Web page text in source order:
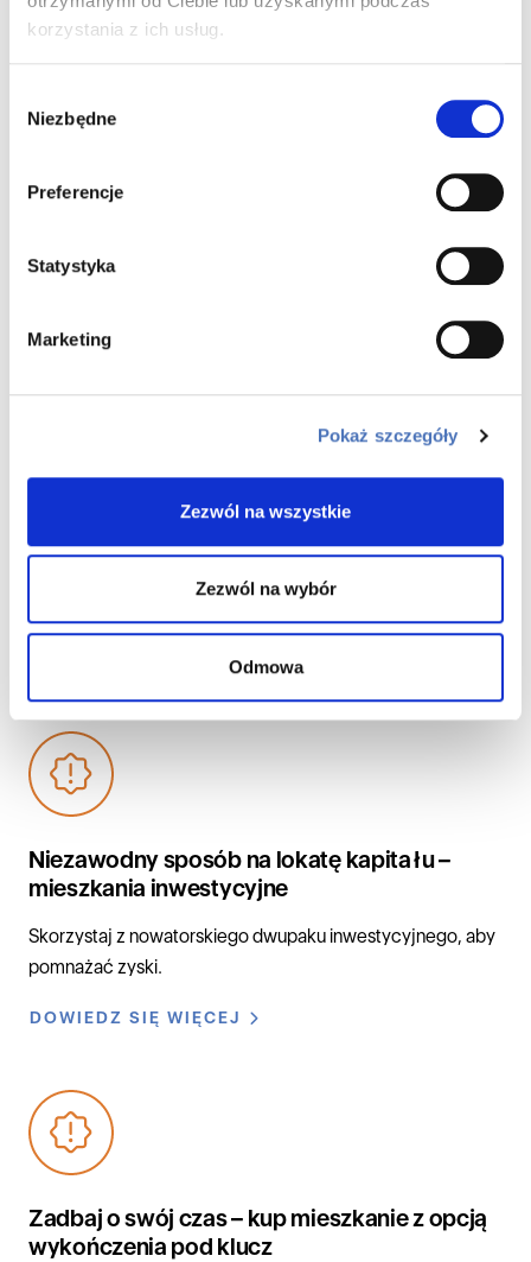
korzystania z ich usług.
zgody
Niezbędne
Preferencje
Statystyka
Marketing
Pokaż szczegóły
Zezwól na wszystkie
Zezwól na wybór
Odmowa
położenia zabezpieczenia kredytu, dodatkowych
kredytowej, ubezpieczenia spłaty kredytu a nieruchomość
Informacje wyżej podane powinny być analizowane łącznie
z formularzem informacyjnym udostępnianym przez Bank
informacji na temat kosztów kredytu i zasad jego spłaty
Sprawdź nasze oferty
specjalne
Niezawodny sposób na lokatę kapitału –
mieszkania inwestycyjne
Skorzystaj z nowatorskiego dwupaku inwestycyjnego, aby
pomnażać zyski.
DOWIEDZ SIĘ WIĘCEJ
Zadbaj o swój czas – kup mieszkanie z opcją
wykończenia pod klucz